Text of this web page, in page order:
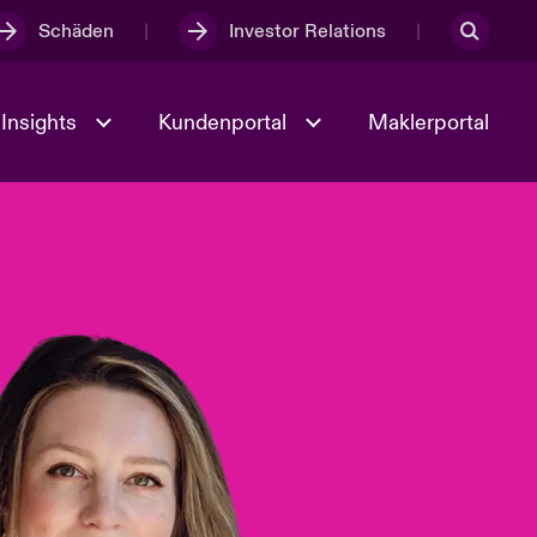
Schäden Investor Relations
Full Spectrum Cyber
Kundenportal Maklerportal